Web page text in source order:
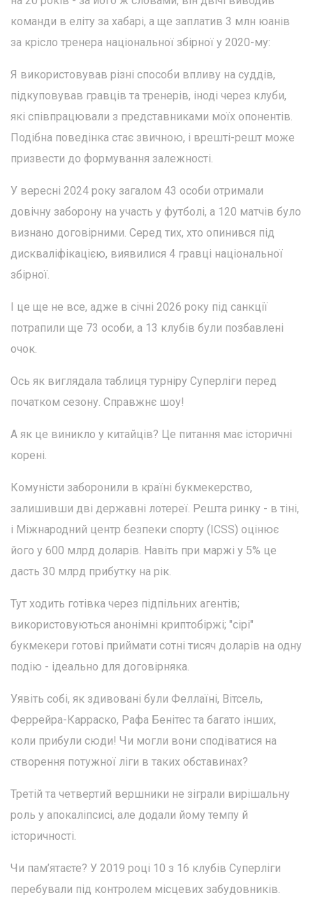
команди в еліту за хабарі, а ще заплатив 3 млн юанів
за крісло тренера національної збірної у 2020-му:
Я використовував різні способи впливу на суддів,
підкуповував гравців та тренерів, іноді через клуби,
які співпрацювали з представниками моїх опонентів.
Подібна поведінка стає звичною, і врешті-решт може
призвести до формування залежності.
У вересні 2024 року загалом 43 особи отримали
довічну заборону на участь у футболі, а 120 матчів було
визнано договірними. Серед тих, хто опинився під
дискваліфікацією, виявилися 4 гравці національної
збірної.
І це ще не все, адже в січні 2026 року під санкції
потрапили ще 73 особи, а 13 клубів були позбавлені
очок.
Ось як виглядала таблиця турніру Суперліги перед
початком сезону. Справжнє шоу!
А як це виникло у китайців? Це питання має історичні
корені.
Комуністи заборонили в країні букмекерство,
залишивши дві державні лотереї. Решта ринку - в тіні,
і Міжнародний центр безпеки спорту (ICSS) оцінює
його у 600 млрд доларів. Навіть при маржі у 5% це
дасть 30 млрд прибутку на рік.
Тут ходить готівка через підпільних агентів;
використовуються анонімні криптобіржі; "сірі"
букмекери готові приймати сотні тисяч доларів на одну
подію - ідеально для договірняка.
Уявіть собі, як здивовані були Феллаїні, Вітсель,
Феррейра-Карраско, Рафа Бенітес та багато інших,
коли прибули сюди! Чи могли вони сподіватися на
створення потужної ліги в таких обставинах?
Третій та четвертий вершники не зіграли вирішальну
роль у апокаліпсисі, але додали йому темпу й
історичності.
Чи пам’ятаєте? У 2019 році 10 з 16 клубів Суперліги
перебували під контролем місцевих забудовників.